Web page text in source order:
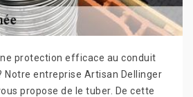
protection efficace au conduit
Notre entreprise Artisan Dellinger
propose de le tuber. De cette